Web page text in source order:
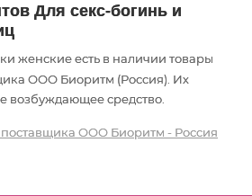
Для секс-богинь и
женские есть в наличии товары
ООО Биоритм (Россия). Их
возбуждающее средство
поставщика ООО Биоритм - Россия